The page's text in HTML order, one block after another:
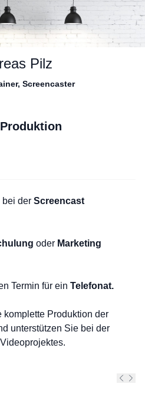
Pilz
Screencaster
bei der Screencast
oder Marketing
Termin für ein Telefonat.
komplette Produktion der
unterstützen Sie bei der